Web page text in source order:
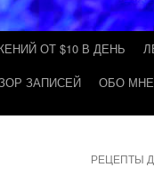
ОТ $10 В ДЕНЬ
ЗАПИСЕЙ ОБО МНЕ
РЕЦЕПТЫ